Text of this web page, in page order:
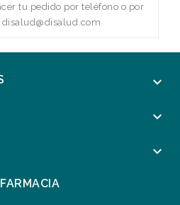
tu pedido por teléfono o por


